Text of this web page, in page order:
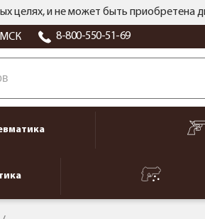
целях, и не может быть приобретена
МСК 8-800-550-51-69